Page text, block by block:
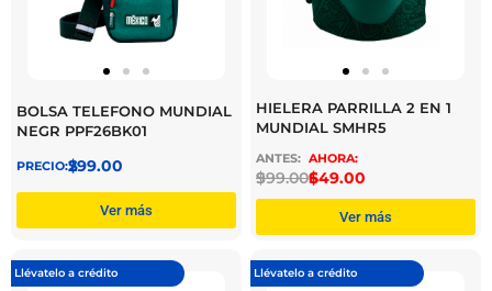
BOLSA TELEFONO MUNDIAL
NEGR PPF26BK01
$
299.00
Ver más
HIELERA PARRILLA 2 EN 1
MUNDIAL SMHR5
$
999.00$
649.00
Ver más
Llévatelo a crédito Llévatelo a crédito